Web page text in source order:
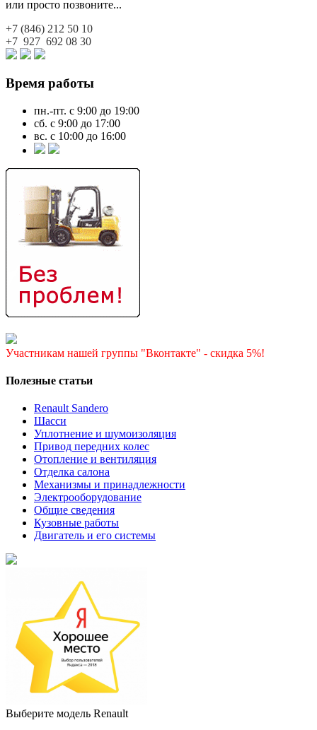
или просто позвоните...
+7 (846) 212 50 10
+7 927 692 08 30
Время работы
пн.-пт. с 9:00 до 19:00
сб. с 9:00 до 17:00
вс. с 10:00 до 16:00
Участникам нашей группы "Вконтакте" - скидка 5%!
Полезные статьи
Renault Sandero
Шасси
Уплотнение и шумоизоляция
Привод передних колес
Отопление и вентиляция
Отделка салона
Механизмы и принадлежности
Электрооборудование
Общие сведения
Кузовные работы
Двигатель и его системы
Выберите модель Renault